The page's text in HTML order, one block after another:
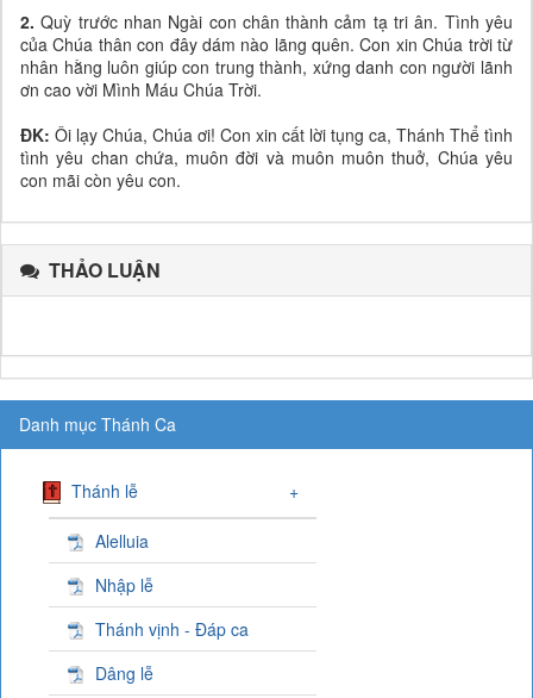
2.Quỳ trước nhan Ngài con chân thành cảm tạ tri ân. Tình yêu
của Chúa thân con đây dám nào lãng quên. Con xin Chúa trời từ
nhân hằng luôn giúp con trung thành, xứng danh con người lãnh
ơn cao vời Mình Máu Chúa Trời.
ĐK: Ôi lạy Chúa, Chúa ơi! Con xin cất lời tụng ca, Thánh Thể tình
tình yêu chan chứa, muôn đời và muôn muôn thuở, Chúa yêu
con mãi còn yêu con.
THẢO LUẬN
Danh mục Thánh Ca
Thánh lễ +
Alelluia
Nhập lễ
Thánh vịnh - Đáp ca
Dâng lễ